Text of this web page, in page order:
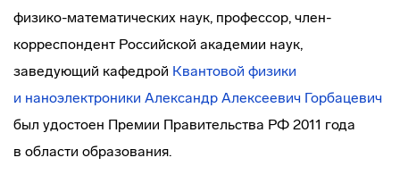
физико-математических наук, профессор, член-
корреспондент Российской академии наук,
заведующий кафедрой Квантовой физики
и наноэлектроники Александр Алексеевич Горбацевич
был удостоен Премии Правительства РФ 2011 года
в области образования.